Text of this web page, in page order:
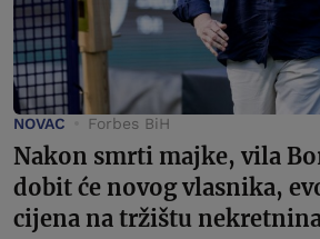
NOVAC Forbes BiH
Nakon smrti majke, vila
dobit će novog vlasnika,
cijena na tržištu